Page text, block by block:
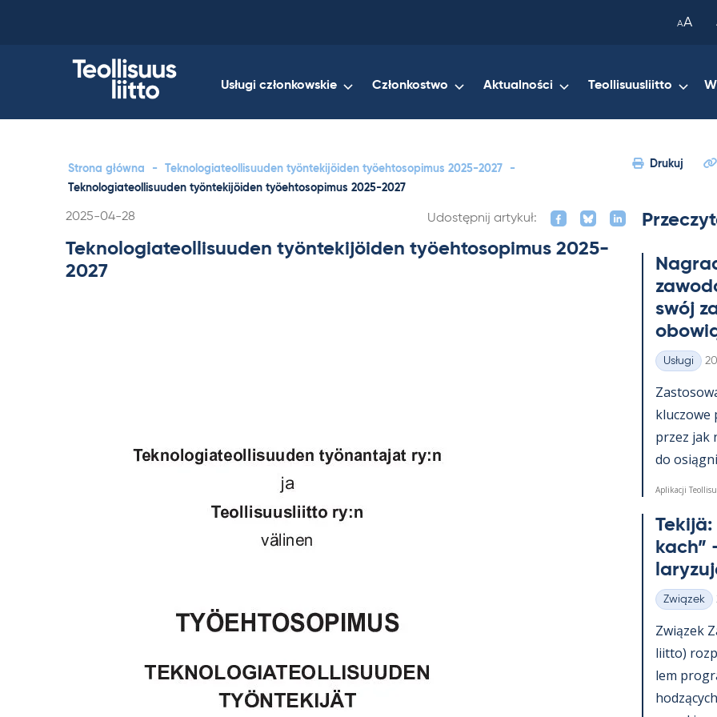
AA
Usługi członkowskie Członkostwo Aktualności Teollisuusliitto
Strona główna - Teknologiateollisuuden työntekijöiden työehtosopimus 2025-2027
-
Teknologiateollisuuden työntekijöiden työehtosopimus 2025-2027
Drukuj
Kirjoitettu
2025-04-28 Udostępnij artykuł:
Teknologiateollisuuden työntekijöiden työehtosopimus 2025-
2027
swój
Kategorie
Usługi
kluczowe
przez jak
do
Aplikacji
Te­kijä:
Kategorie
Związek
Związek
liitto)
lem
your
clipboard.)